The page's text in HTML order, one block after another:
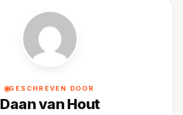
GESCHREVEN DOOR
Daan van Hout